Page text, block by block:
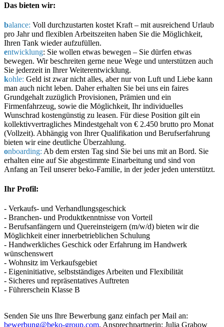
Das bieten wir:
balance: Voll durchzustarten kostet Kraft – mit ausreichend Urlaub
pro Jahr und flexiblen Arbeitszeiten haben Sie die Möglichkeit,
Ihren Tank wieder aufzufüllen.
entwicklung: Sie wollen etwas bewegen – Sie dürfen etwas
bewegen. Wir beschreiten gerne neue Wege und unterstützen auch
Sie jederzeit in Ihrer Weiterentwicklung.
kohle: Geld ist zwar nicht alles, aber nur von Luft und Liebe kann
man auch nicht leben. Daher erhalten Sie bei uns ein faires
Grundgehalt zuzüglich Provisionen, Prämien und ein
Firmenfahrzeug, sowie die Möglichkeit, Ihr individuelles
Wunschrad kostengünstig zu leasen. Für diese Position gilt ein
kollektivvertragliches Mindestgehalt von € 2.450 brutto pro Monat
(Vollzeit). Abhängig von Ihrer Qualifikation und Berufserfahrung
bieten wir eine deutliche Überzahlung.
onboarding: Ab dem ersten Tag sind Sie bei uns mit an Bord. Sie
erhalten eine auf Sie abgestimmte Einarbeitung und sind von
Anfang an Teil unserer beko-Familie, in der jeder jeden unterstützt.
Ihr Profil:
- Verkaufs- und Verhandlungsgeschick
- Branchen- und Produktkenntnisse von Vorteil
- Berufsanfängern und Quereinsteigern (m/w/d) bieten wir die
Möglichkeit einer innerbetrieblichen Schulung
- Handwerkliches Geschick oder Erfahrung im Handwerk
wünschenswert
- Wohnsitz im Verkaufsgebiet
- Eigeninitiative, selbstständiges Arbeiten und Flexibilität
- Sicheres und repräsentatives Auftreten
- Führerschein Klasse B
Senden Sie uns Ihre Bewerbung ganz einfach per Mail an:
bewerbung@beko-group.com, Ansprechpartnerin: Julia Grabow